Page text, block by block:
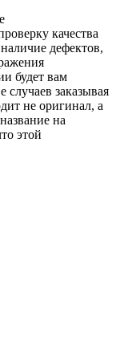
качества
дефектов,
будет вам
заказывая
не оригинал, а
на
этой